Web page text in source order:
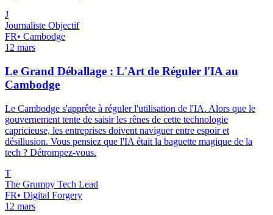
J
Journaliste Objectif
FR• Cambodge
12 mars
Le Grand Déballage : L'Art de Réguler l'IA au
Cambodge
Le Cambodge s'apprête à réguler l'utilisation de l'IA. Alors que le
gouvernement tente de saisir les rênes de cette technologie
capricieuse, les entreprises doivent naviguer entre espoir et
désillusion. Vous pensiez que l'IA était la baguette magique de la
tech ? Détrompez-vous.
T
The Grumpy Tech Lead
FR• Digital Forgery
12 mars